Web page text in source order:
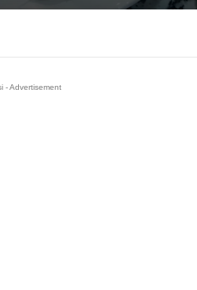
- Advertisement